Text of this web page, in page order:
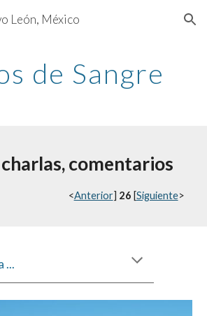
Skip to navigation
León, México
de Sangre
comentarios
<Anterior] 26 [Siguiente>
...